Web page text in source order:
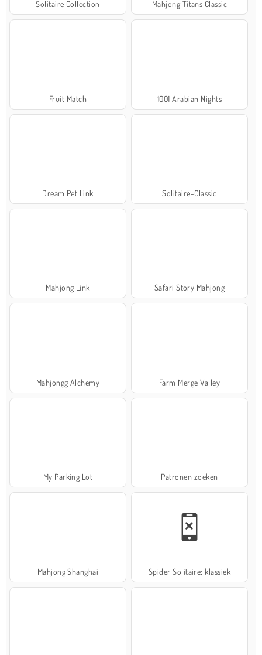
Solitaire Collection Mahjong Titans Classic
Fruit Match 1001 Arabian Nights
Dream Pet Link Solitaire-Classic
Mahjong Link Safari Story Mahjong
Mahjongg Alchemy Farm Merge Valley
My Parking Lot Patronen zoeken
Mahjong Shanghai Spider Solitaire: klassiek